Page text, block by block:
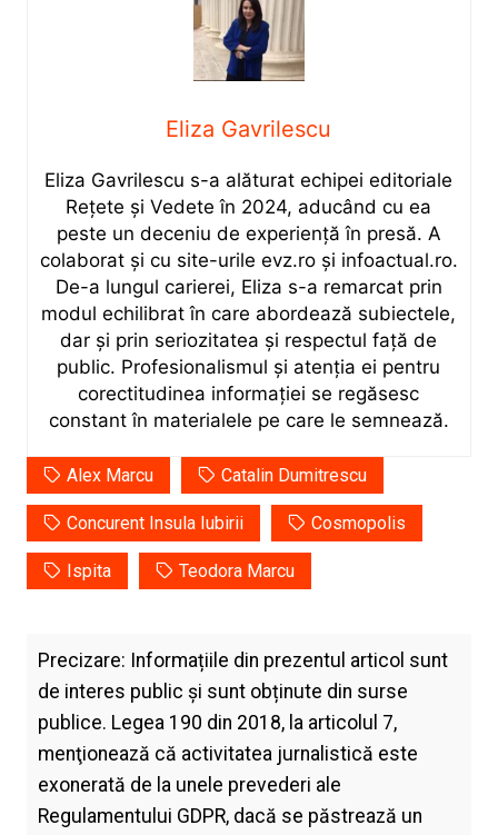
Eliza Gavrilescu
Eliza Gavrilescu s-a alăturat echipei editoriale
Rețete şi Vedete în 2024, aducând cu ea
peste un deceniu de experiență în presă. A
colaborat și cu site-urile evz.ro și infoactual.ro.
De-a lungul carierei, Eliza s-a remarcat prin
modul echilibrat în care abordează subiectele,
dar și prin seriozitatea și respectul față de
public. Profesionalismul și atenția ei pentru
corectitudinea informației se regăsesc
constant în materialele pe care le semnează.
Alex Marcu Catalin Dumitrescu
Concurent Insula Iubirii Cosmopolis
Ispita Teodora Marcu
Precizare: Informațiile din prezentul articol sunt
de interes public și sunt obținute din surse
publice. Legea 190 din 2018, la articolul 7,
menţionează că activitatea jurnalistică este
exonerată de la unele prevederi ale
Regulamentului GDPR, dacă se păstrează un